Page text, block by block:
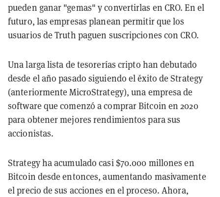
pueden ganar "gemas" y convertirlas en CRO. En el
futuro, las empresas planean permitir que los
usuarios de Truth paguen suscripciones con CRO.
Una larga lista de tesorerías cripto han debutado
desde el año pasado siguiendo el éxito de Strategy
(anteriormente MicroStrategy), una empresa de
software que comenzó a comprar Bitcoin en 2020
para obtener mejores rendimientos para sus
accionistas.
Strategy ha acumulado casi $70.000 millones en
Bitcoin desde entonces, aumentando masivamente
el precio de sus acciones en el proceso. Ahora,